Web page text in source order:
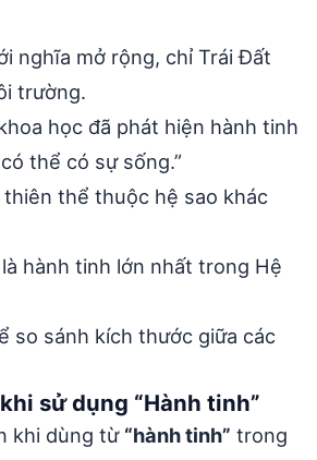
nghĩa mở rộng, chỉ Trái Đất
trường.
học đã phát hiện hành tinh
thể có sự sống.”
thiên thể thuộc hệ sao khác
là hành tinh lớn nhất trong Hệ
so sánh kích thước giữa các
sử dụng “Hành tinh”
khi dùng từ “hành tinh” trong